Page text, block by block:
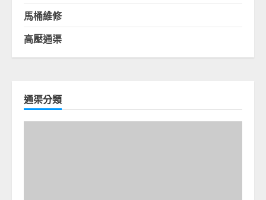
馬桶維修
高壓通渠
通渠分類